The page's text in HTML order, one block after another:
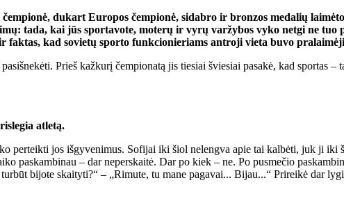
dukart Europos čempionė, sidabro ir bronzos medalių
tada, kai jūs sportavote, moterų ir vyrų varžybos vyko netgi ne tuo
faktas, kad sovietų sporto funkcionieriams antroji vieta buvo
Prieš kažkurį čempionatą jis tiesiai šviesiai pasakė, kad sportas –
atletą.
perteikti jos išgyvenimus. Sofijai iki šiol nelengva apie tai kalbėti, juk ji iki
paskambinau – dar neperskaitė. Dar po kiek – ne. Po pusmečio
bijote skaityti?“ – „Rimute, tu mane pagavai... Bijau...“ Prireikė dar